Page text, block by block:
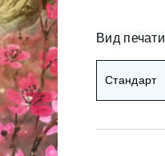
фотообои
фотообои
фотообои
фотообои
Вид печати
Стандарт